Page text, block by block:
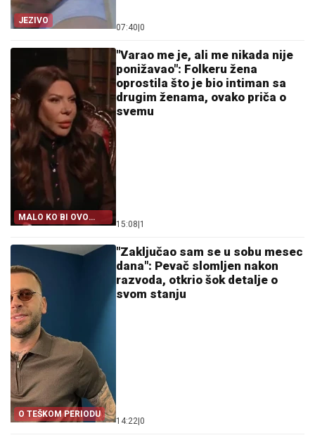
JEZIVO
07:40|0
MALO KO BI OVO
PRIZNAO
"Varao me je, ali me nikada nije
ponižavao": Folkeru žena
oprostila što je bio intiman sa
drugim ženama, ovako priča o
svemu
15:08|1
O TEŠKOM PERIODU
"Zaključao sam se u sobu mesec
dana": Pevač slomljen nakon
razvoda, otkrio šok detalje o
svom stanju
14:22|0